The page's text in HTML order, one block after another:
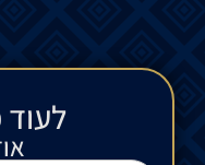
לעוד